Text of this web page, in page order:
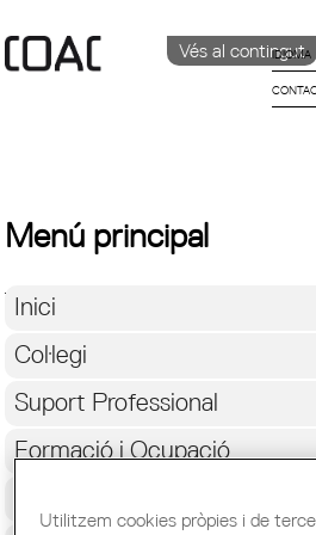
Vés al contingut
IDIOMA
Menú principal
Inici
Col·legi
Suport Professional
Formació i Ocupació
Utilitzem cookies pròpies i de